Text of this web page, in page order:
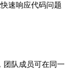
速响应代码问题
团队成员可在同一